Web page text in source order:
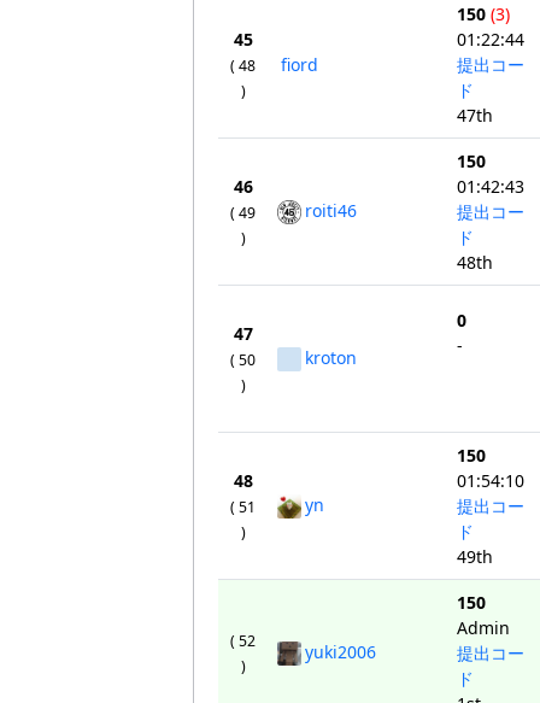
45
( 48
)
fiord
150 (3)
01:22:44
提出コー
ド
47th
46
( 49
)
roiti46
150
01:42:43
提出コー
ド
48th
47
( 50
)
kroton
0
-
48
( 51
)
yn
150
01:54:10
提出コー
ド
49th
( 52
)
yuki2006
150
Admin
提出コー
ド